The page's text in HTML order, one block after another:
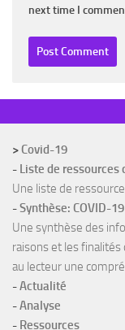
next time I
>Covid-19
- Liste de ressources
Une liste de
-Synthèse: COVID-
Une synthèse des
raisons et les finalités
au lecteur une
-Actualité
-Analyse
- Ressources